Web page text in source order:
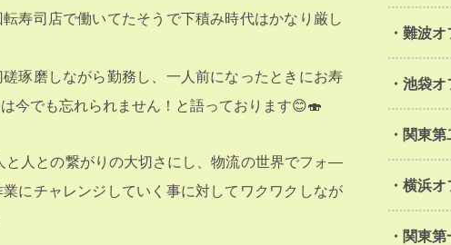
寿司店で働いてたそうで下積み時代はかなり厳し
琢磨しながら勤務し、一人前になったときにお寿
今でも忘れられません！と語っております😊🍣
と人との繋がりの大切さにし、物流の世界でフォ―
にチャレンジしていく事に対してワクワクしなが
難波オ
池袋オ
関東第
横浜オ
関東第